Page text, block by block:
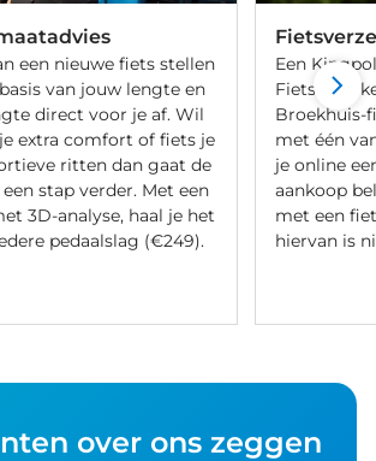
een nieuwe fiets stellen
van jouw lengte en
direct voor je af. Wil
extra comfort of fiets je
ritten dan gaat de
stap verder. Met een
3D-analyse, haal je het
pedaalslag (€249).
Een
Broekhuis-
met één
je online
aankoop
met een
hiervan is
over ons zeggen